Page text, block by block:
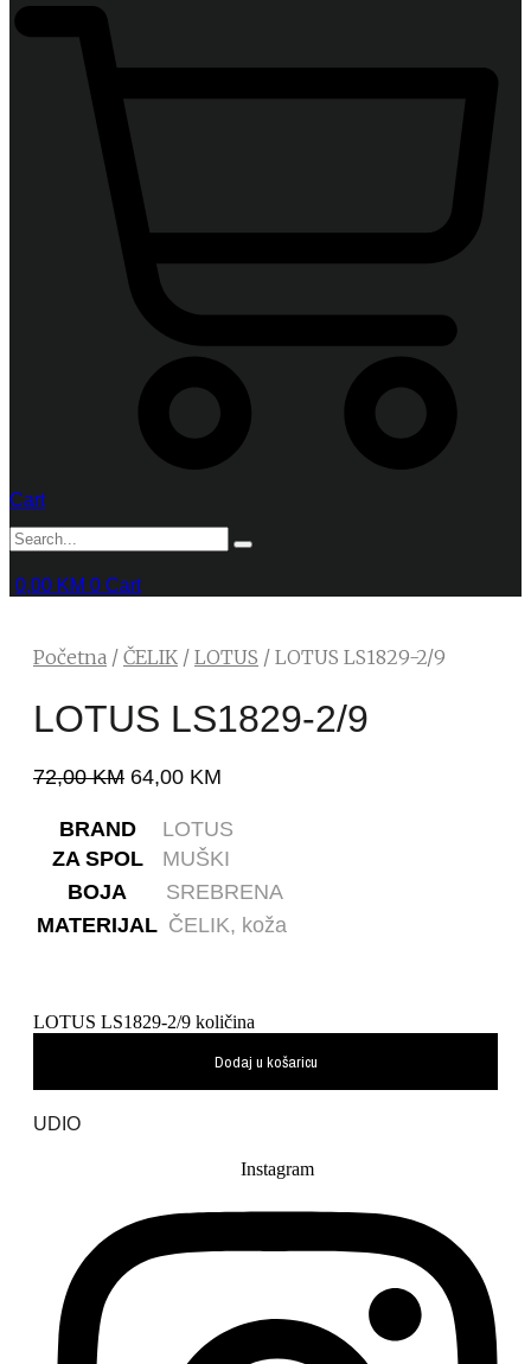
Cart
0,00 KM 0 Cart
Početna / ČELIK / LOTUS / LOTUS LS1829-2/9
LOTUS LS1829-2/9
72,00KM 64,00 KM
BRAND
LOTUS
ZA SPOL
MUŠKI
BOJA
SREBRENA
MATERIJAL ČELIK, koža
LOTUS LS1829-2/9 količina
Dodaj u košaricu
UDIO
Instagram